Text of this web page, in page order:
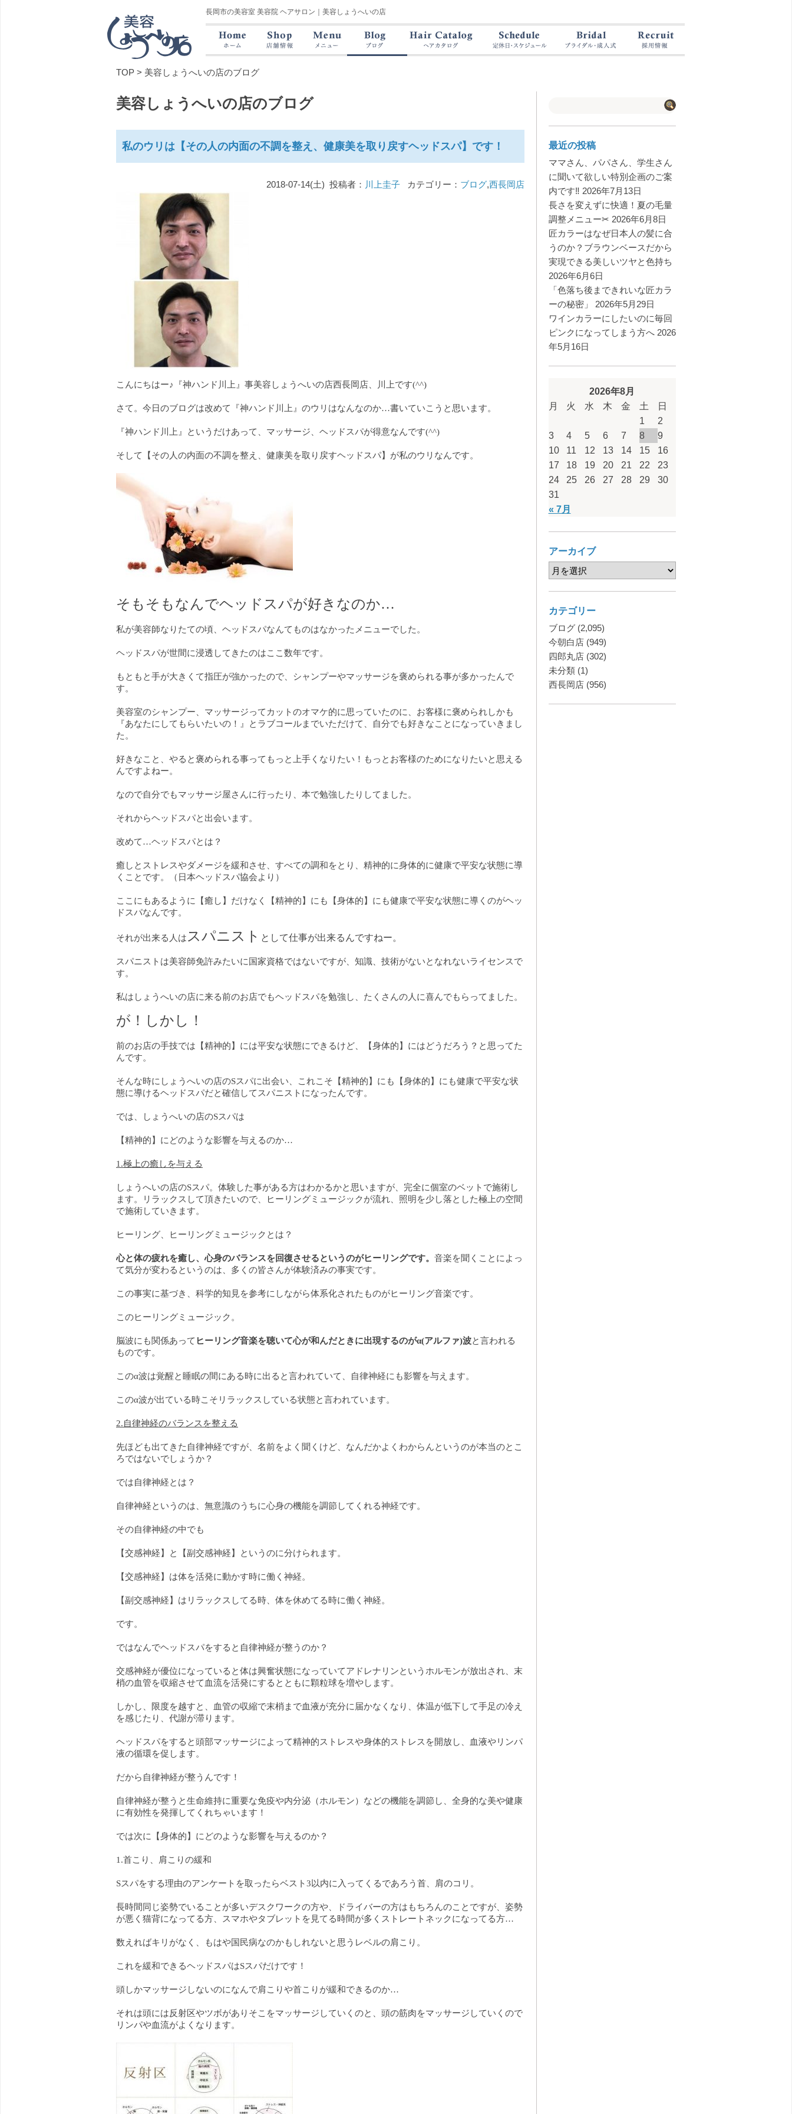
長岡市の美容室 美容院 ヘアサロン｜美容しょうへいの店
TOP > 美容しょうへいの店のブログ
美容しょうへいの店のブログ
私のウリは【その人の内面の不調を整え、健康美を取り戻すヘッドスパ】です！
2018-07-14(土) 投稿者： 川上圭子カテゴリー： ブログ,西長岡店
こんにちはー♪『神ハンド川上』事美容しょうへいの店西長岡店、川上です(^^)
さて。今日のブログは改めて『神ハンド川上』のウリはなんなのか…書いていこうと思います。
『神ハンド川上』というだけあって、マッサージ、ヘッドスパが得意なんです(^^)
そして【その人の内面の不調を整え、健康美を取り戻すヘッドスパ】が私のウリなんです。
そもそもなんでヘッドスパが好きなのか…
私が美容師なりたての頃、ヘッドスパなんてものはなかったメニューでした。
ヘッドスパが世間に浸透してきたのはここ数年です。
もともと手が大きくて指圧が強かったので、シャンプーやマッサージを褒められる事が多かったんで
す。
美容室のシャンプー、マッサージってカットのオマケ的に思っていたのに、お客様に褒められしかも
『あなたにしてもらいたいの！』とラブコールまでいただけて、自分でも好きなことになっていきまし
た。
好きなこと、やると褒められる事ってもっと上手くなりたい！もっとお客様のためになりたいと思える
んですよねー。
なので自分でもマッサージ屋さんに行ったり、本で勉強したりしてました。
それからヘッドスパと出会います。
改めて…ヘッドスパとは？
癒しとストレスやダメージを緩和させ、すべての調和をとり、精神的に身体的に健康で平安な状態に導
くことです。（日本ヘッドスパ協会より）
ここにもあるように【癒し】だけなく【精神的】にも【身体的】にも健康で平安な状態に導くのがヘッ
ドスパなんです。
それが出来る人は スパニスト として仕事が出来るんですねー。
スパニストは美容師免許みたいに国家資格ではないですが、知識、技術がないとなれないライセンスで
す。
私はしょうへいの店に来る前のお店でもヘッドスパを勉強し、たくさんの人に喜んでもらってました。
が！しかし！
前のお店の手技では【精神的】には平安な状態にできるけど、【身体的】にはどうだろう？と思ってた
んです。
そんな時にしょうへいの店のSスパに出会い、これこそ【精神的】にも【身体的】にも健康で平安な状
態に導けるヘッドスパだと確信してスパニストになったんです。
では、しょうへいの店のSスパは
【精神的】にどのような影響を与えるのか…
1.極上の癒しを与える
しょうへいの店のSスパ。体験した事がある方はわかるかと思いますが、完全に個室のベットで施術し
ます。リラックスして頂きたいので、ヒーリングミュージックが流れ、照明を少し落とした極上の空間
で施術していきます。
ヒーリング、ヒーリングミュージックとは？
心と体の疲れを癒し、心身のバランスを回復させるというのがヒーリングです。 音楽を聞くことによっ
て気分が変わるというのは、多くの皆さんが体験済みの事実です。
この事実に基づき、科学的知見を参考にしながら体系化されたものがヒーリング音楽です。
このヒーリングミュージック。
脳波にも関係あって ヒーリング音楽を聴いて心が和んだときに出現するのがα(アルファ)波と言われる
ものです。
このα波は覚醒と睡眠の間にある時に出ると言われていて、自律神経にも影響を与えます。
このα波が出ている時こそリラックスしている状態と言われています。
2.自律神経のバランスを整える
先ほども出てきた自律神経ですが、名前をよく聞くけど、なんだかよくわからんというのが本当のとこ
ろではないでしょうか？
では自律神経とは？
自律神経というのは、無意識のうちに心身の機能を調節してくれる神経です。
その自律神経の中でも
【交感神経】と【副交感神経】というのに分けられます。
【交感神経】は体を活発に動かす時に働く神経。
【副交感神経】はリラックスしてる時、体を休めてる時に働く神経。
です。
ではなんでヘッドスパをすると自律神経が整うのか？
交感神経が優位になっていると体は興奮状態になっていてアドレナリンというホルモンが放出され、末
梢の血管を収縮させて血流を活発にするとともに顆粒球を増やします。
しかし、限度を越すと、血管の収縮で末梢まで血液が充分に届かなくなり、体温が低下して手足の冷え
を感じたり、代謝が滞ります。
ヘッドスパをすると頭部マッサージによって精神的ストレスや身体的ストレスを開放し、血液やリンパ
液の循環を促します。
だから自律神経が整うんです！
自律神経が整うと生命維持に重要な免疫や内分泌（ホルモン）などの機能を調節し、全身的な美や健康
に有効性を発揮してくれちゃいます！
では次に【身体的】にどのような影響を与えるのか？
1.首こり、肩こりの緩和
Sスパをする理由のアンケートを取ったらベスト3以内に入ってくるであろう首、肩のコリ。
長時間同じ姿勢でいることが多いデスクワークの方や、ドライバーの方はもちろんのことですが、姿勢
が悪く猫背になってる方、スマホやタブレットを見てる時間が多くストレートネックになってる方…
数えればキリがなく、もはや国民病なのかもしれないと思うレベルの肩こり。
これを緩和できるヘッドスパはSスパだけです！
頭しかマッサージしないのになんで肩こりや首こりが緩和できるのか…
それは頭には反射区やツボがありそこをマッサージしていくのと、頭の筋肉をマッサージしていくので
リンパや血流がよくなります。
最近の投稿
ママさん、パパさん、学生さん
に聞いて欲しい特別企画のご案
内です‼️ 2026年7月13日
長さを変えずに快適！夏の毛量
調整メニュー✂︎ 2026年6月8日
匠カラーはなぜ日本人の髪に合
うのか？ブラウンベースだから
実現できる美しいツヤと色持ち
2026年6月6日
「色落ち後まできれいな匠カラ
ーの秘密」
2026年5月29日
ワインカラーにしたいのに毎回
ピンクになってしまう方へ 2026
年5月16日
2026年8月
月
火 水 木 金 土 日
« 7月
1
2
3
4 5 6 7 8
9
10
11 12 13 14 15
16
17
18 19 20 21 22
23
24
25 26 27 28 29
30
31
アーカイブ
カテゴリー
ブログ(2,095)
今朝白店(949)
四郎丸店(302)
未分類(1)
西長岡店(956)